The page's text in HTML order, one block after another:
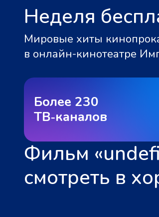
Неделя
Мировые хиты
в онлайн-кинотеатре
Более 230
ТВ‑каналов
Фильм
смотреть в